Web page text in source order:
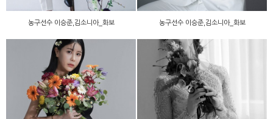
농구선수 이승준,김소니아_화보 농구선수 이승준,김소니아_화보
배우 한정원_만삭화보
농구선수 이승준,김소니아_
화보